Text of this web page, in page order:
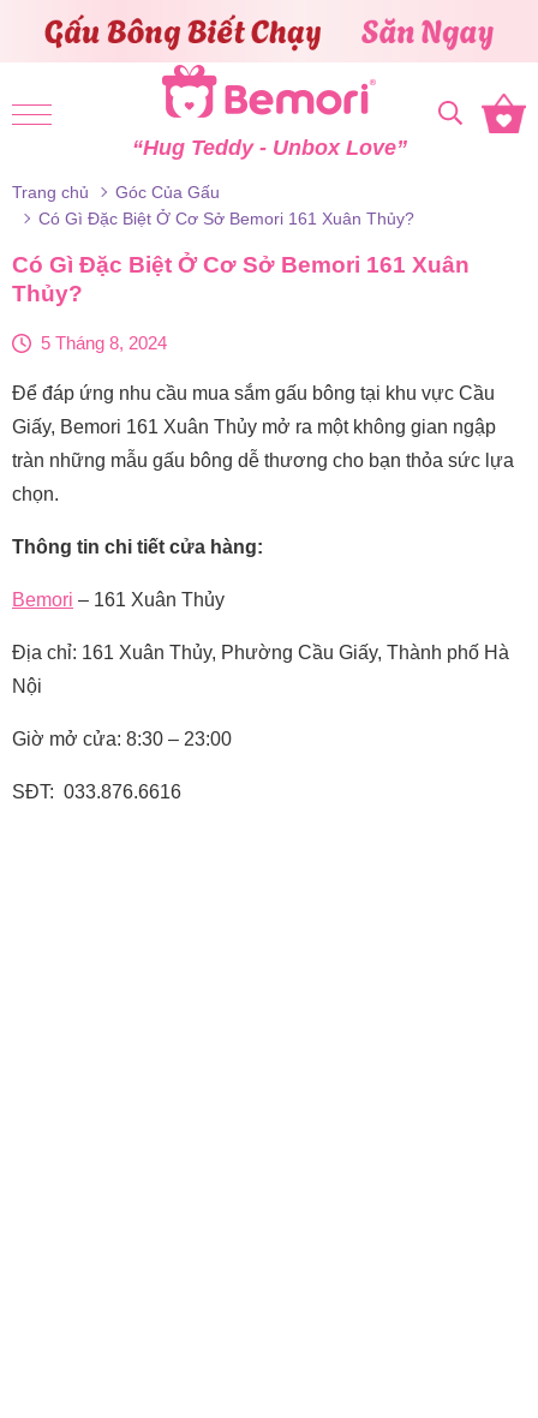
Skip to content
“Hug Teddy - Unbox Love”
Trang chủ
Góc Của Gấu
Có Gì Đặc Biệt Ở Cơ Sở Bemori 161 Xuân Thủy?
Có Gì Đặc Biệt Ở Cơ Sở Bemori 161 Xuân
Thủy?
5 Tháng 8, 2024
Để đáp ứng nhu cầu mua sắm gấu bông tại khu vực Cầu
Giấy, Bemori 161 Xuân Thủy mở ra một không gian ngập
tràn những mẫu gấu bông dễ thương cho bạn thỏa sức lựa
chọn.
Thông tin chi tiết cửa hàng:
Bemori – 161 Xuân Thủy
Địa chỉ: 161 Xuân Thủy, Phường Cầu Giấy, Thành phố Hà
Nội
Giờ mở cửa: 8:30 – 23:00
SĐT: 033.876.6616